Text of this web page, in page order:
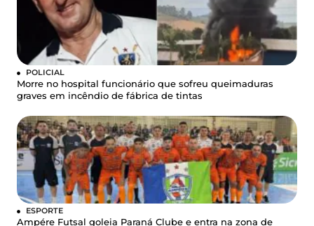
POLICIAL
Morre no hospital funcionário que sofreu queimaduras
graves em incêndio de fábrica de tintas
ESPORTE
Ampére Futsal goleia Paraná Clube e entra na zona de